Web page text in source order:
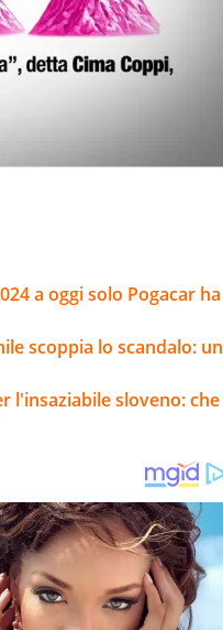
a oggi solo Pogacar ha
scoppia lo scandalo: un
l'insaziabile sloveno: che